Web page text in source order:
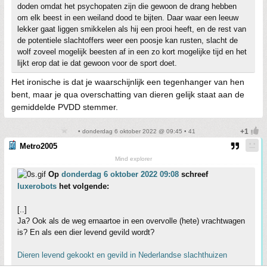
doden omdat het psychopaten zijn die gewoon de drang hebben
om elk beest in een weiland dood te bijten. Daar waar een leeuw
lekker gaat liggen smikkelen als hij een prooi heeft, en de rest van
de potentiele slachtoffers weer een poosje kan rusten, slacht de
wolf zoveel mogelijk beesten af in een zo kort mogelijke tijd en het
lijkt erop dat ie dat gewoon voor de sport doet.
Het ironische is dat je waarschijnlijk een tegenhanger van hen
bent, maar je qua overschatting van dieren gelijk staat aan de
gemiddelde PVDD stemmer.
• donderdag 6 oktober 2022 @ 09:45 • 41
Metro2005
Mind explorer
Op donderdag 6 oktober 2022 09:08 schreef
luxerobots het volgende:
[..]
Ja? Ook als de weg ernaartoe in een overvolle (hete) vrachtwagen
is? En als een dier levend gevild wordt?
Dieren levend gekookt en gevild in Nederlandse slachthuizen